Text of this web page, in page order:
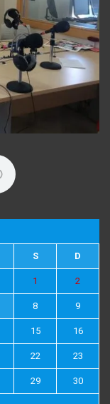
S D
1 2
8 9
15 16
22 23
29 30